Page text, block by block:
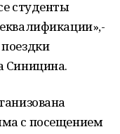
студенты
Синицина.
с посещением